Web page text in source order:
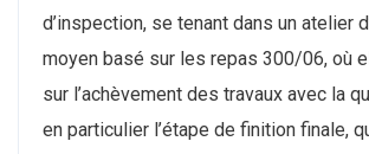
d’inspection, se tenant dans un atelier
moyen basé sur les repas 300/06, où
sur l’achèvement des travaux avec la
en particulier l’étape de finition finale,